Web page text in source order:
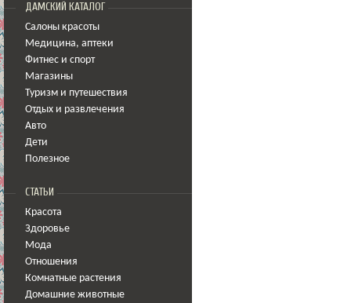
ДАМСКИЙ КАТАЛОГ
Салоны красоты
Медицина, аптеки
Фитнес и спорт
Магазины
Туризм и путешествия
Отдых и развлечения
Авто
Дети
Полезное
СТАТЬИ
Красота
Здоровье
Мода
Отношения
Комнатные растения
Домашние животные